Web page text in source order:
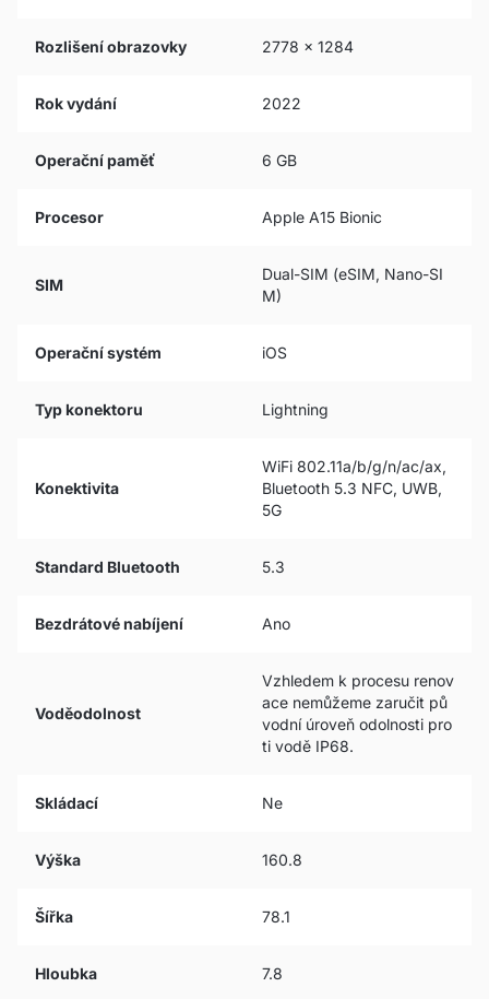
Rozlišení obrazovky 2778 x 1284
Rok vydání 2022
Operační paměť 6 GB
Procesor Apple A15 Bionic
SIM
Dual-SIM (eSIM, Nano-SI
M)
Operační systém iOS
Typ konektoru Lightning
Konektivita
WiFi 802.11a/b/g/n/ac/ax,
Bluetooth 5.3 NFC, UWB,
5G
Standard Bluetooth 5.3
Bezdrátové nabíjení Ano
Voděodolnost
Vzhledem k procesu renov
ace nemůžeme zaručit pů
vodní úroveň odolnosti pro
ti vodě IP68.
Skládací Ne
Výška 160.8
Šířka 78.1
Hloubka 7.8